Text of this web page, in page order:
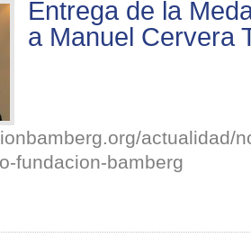
Entrega de la
a Manuel Cervera
actualidad/
fundacion-bamberg